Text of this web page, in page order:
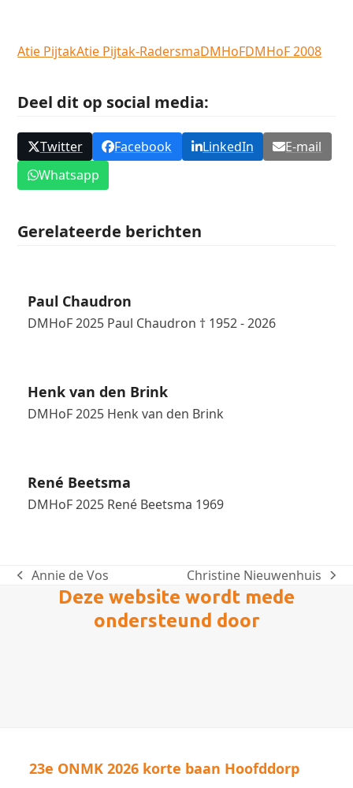
Atie PijtakAtie Pijtak-RadersmaDMHoFDMHoF 2008
Deel dit op social media:
Twitter Facebook LinkedIn
E-mail
Whatsapp
Gerelateerde berichten
Paul Chaudron
DMHoF 2025 Paul Chaudron † 1952 - 2026
Henk van den Brink
DMHoF 2025 Henk van den Brink
René Beetsma
DMHoF 2025 René Beetsma 1969
previous
Annie de Vos
next
post:
Christine Nieuwenhuis
Deze website wordt mede
ondersteund door
23e ONMK 2026 korte baan Hoofddorp